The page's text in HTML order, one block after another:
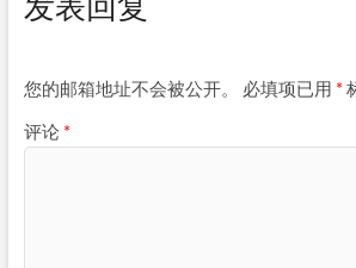
您的邮箱地址不会被公开。 必填项已用 *
评论 *